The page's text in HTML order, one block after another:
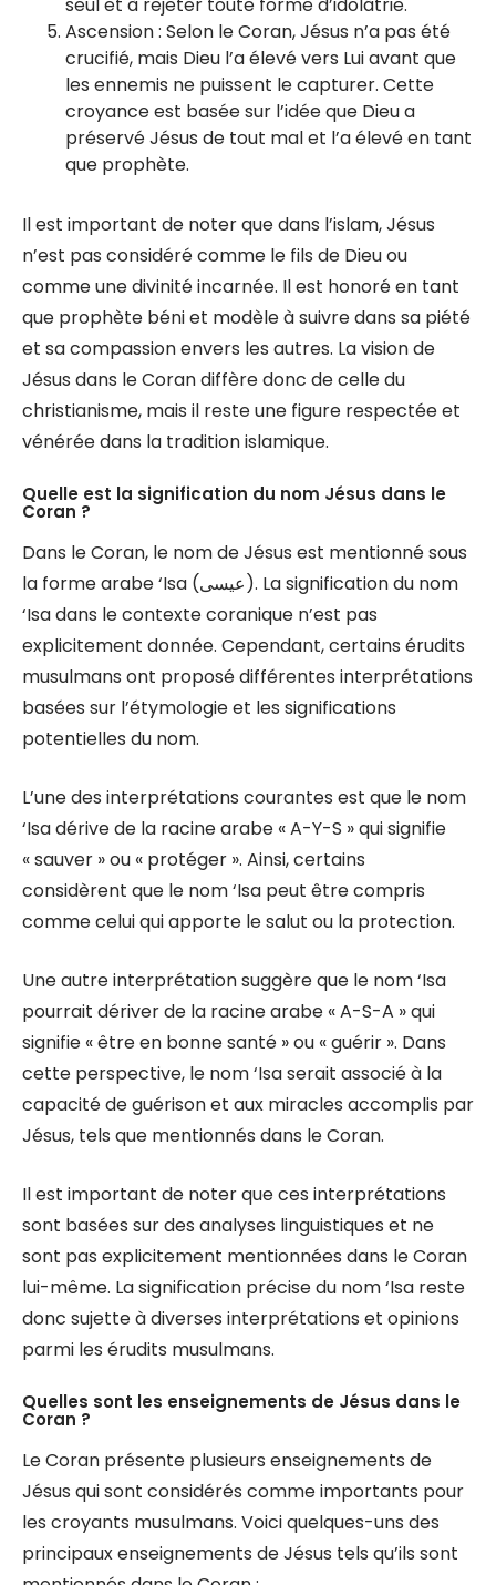
Ascension : Selon le Coran, Jésus n’a pas été
crucifié, mais Dieu l’a élevé vers Lui avant que
les ennemis ne puissent le capturer. Cette
croyance est basée sur l’idée que Dieu a
préservé Jésus de tout mal et l’a élevé en tant
que prophète.
Il est important de noter que dans l’islam, Jésus
n’est pas considéré comme le fils de Dieu ou
comme une divinité incarnée. Il est honoré en tant
que prophète béni et modèle à suivre dans sa piété
et sa compassion envers les autres. La vision de
Jésus dans le Coran diffère donc de celle du
christianisme, mais il reste une figure respectée et
vénérée dans la tradition islamique.
Quelle est la signification du nom Jésus dans le
Coran ?
Dans le Coran, le nom de Jésus est mentionné sous
la forme arabe ‘Isa (عيسى). La signification du nom
‘Isa dans le contexte coranique n’est pas
explicitement donnée. Cependant, certains érudits
musulmans ont proposé différentes interprétations
basées sur l’étymologie et les significations
potentielles du nom.
L’une des interprétations courantes est que le nom
‘Isa dérive de la racine arabe « A-Y-S » qui signifie
« sauver » ou « protéger ». Ainsi, certains
considèrent que le nom ‘Isa peut être compris
comme celui qui apporte le salut ou la protection.
Une autre interprétation suggère que le nom ‘Isa
pourrait dériver de la racine arabe « A-S-A » qui
signifie « être en bonne santé » ou « guérir ». Dans
cette perspective, le nom ‘Isa serait associé à la
capacité de guérison et aux miracles accomplis par
Jésus, tels que mentionnés dans le Coran.
Il est important de noter que ces interprétations
sont basées sur des analyses linguistiques et ne
sont pas explicitement mentionnées dans le Coran
lui-même. La signification précise du nom ‘Isa reste
donc sujette à diverses interprétations et opinions
parmi les érudits musulmans.
Quelles sont les enseignements de Jésus dans le
Coran ?
Le Coran présente plusieurs enseignements de
Jésus qui sont considérés comme importants pour
les croyants musulmans. Voici quelques-uns des
principaux enseignements de Jésus tels qu’ils sont